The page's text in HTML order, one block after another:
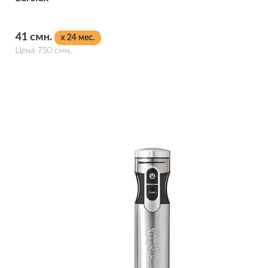
41 смн.
x 24 мес.
Цена 750 смн.